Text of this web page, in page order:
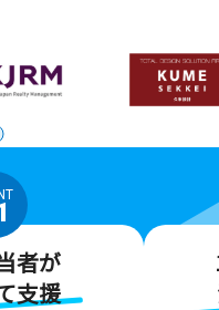
者が
支援